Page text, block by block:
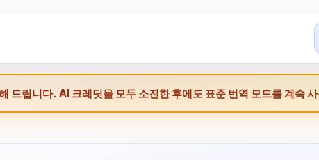
드립니다. AI 크레딧을 모두 소진한 후에도 표준 번역 모드를 계속